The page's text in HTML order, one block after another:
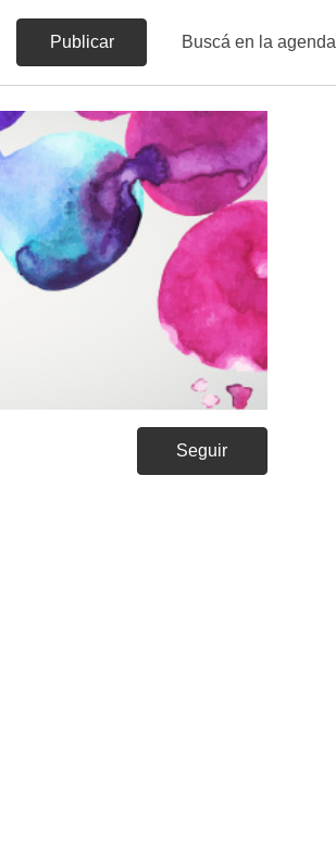
Publicar Buscá en la agenda
Seguir